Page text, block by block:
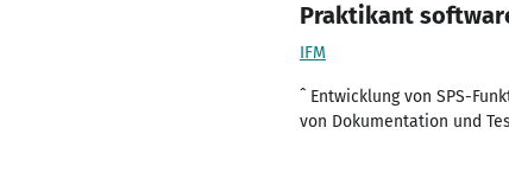
Praktikant
IFM
ˆ Entwicklung von SPS-
von Dokumentation und